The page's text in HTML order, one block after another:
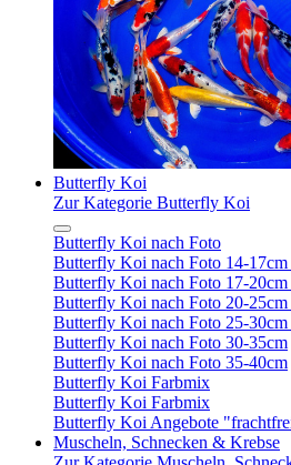
Butterfly Koi
Zur Kategorie Butterfly Koi
Butterfly Koi nach Foto
Butterfly Koi nach Foto 14-17cm
Butterfly Koi nach Foto 17-20cm
Butterfly Koi nach Foto 20-25cm
Butterfly Koi nach Foto 25-30cm
Butterfly Koi nach Foto 30-35cm
Butterfly Koi nach Foto 35-40cm
Butterfly Koi Farbmix
Butterfly Koi Farbmix
Butterfly Koi Angebote
Muscheln, Schnecken & Krebse